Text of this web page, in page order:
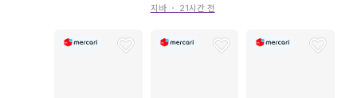
치 MASTERLISE
지바・ 21시간 전